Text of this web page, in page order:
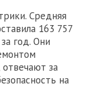
Средняя
163 757
год. Они
за
на